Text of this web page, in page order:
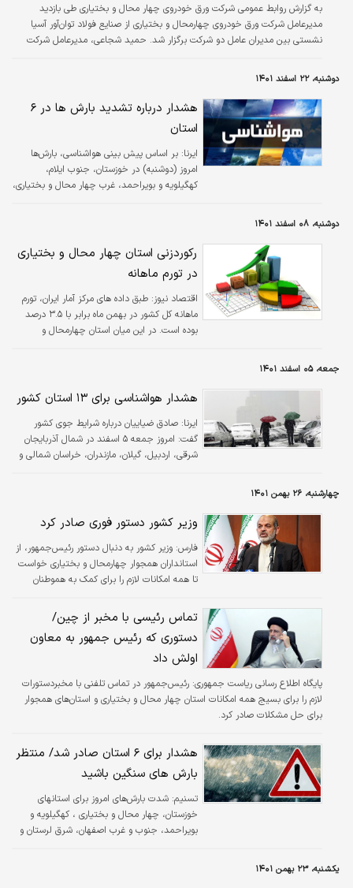
به گزارش روابط عمومی شرکت ورق خودروی چهار محال و بختیاری طی بازدید
مدیرعامل شرکت ورق خودروی چهارمحال و بختیاری از صنایع فولاد توان‏‏‌آور آسیا
نشستی بین مدیران عامل دو شرکت برگزار شد. حمید شجاعی، مدیرعامل شرکت
مشترک تاکید کرد و گفت: همکاری همه‌جانبه بین دو شرکت در راستای توسعه و
اشتراک‌گذاری توانمندی‌ها قطعا در پیشبرد اهداف دو شرکت موثر خواهد بود. در
ادامه علیرضا وکیلی، مدیرعامل شرکت توان‌آور آسیا افزود : دو شرکت با برگزاری…
دوشنبه، ۲۲ اسفند ۱۴۰۱
هشدار درباره تشدید بارش ها در ۶
استان
ایرنا: بر اساس پیش بینی هواشناسی، بارش‌ها
امروز (دوشنبه) در خوزستان، جنوب ایلام،
کهگیلویه و بویراحمد، غرب چهار محال و بختیاری،
دوشنبه، ۰۸ اسفند ۱۴۰۱
رکوردزنی استان چهار محال و بختیاری
در تورم ماهانه
اقتصاد نیوز: طبق داده های مرکز آمار ایران، تورم
ماهانه کل کشور در بهمن ماه برابر با ۳.۵ درصد
بوده است. در این میان استان چهارمحال و
جمعه، ۰۵ اسفند ۱۴۰۱
هشدار هواشناسی برای ۱۳ استان کشور
ایرنا: صادق ضیاییان درباره شرایط جوی کشور
گفت: امروز جمعه ۵ اسفند در شمال آذربایجان
شرقی، اردبیل، گیلان، مازندران، خراسان شمالی و
اصفهان، یزد و خراسان جنوبی، ابرناکی، بارش باران
و برف و وزش باد پیش‌بینی می‌شود.
چهارشنبه، ۲۶ بهمن ۱۴۰۱
وزیر کشور دستور فوری صادر کرد
فارس: وزیر کشور به دنبال دستور رئیس‌جمهور، از
استانداران همجوار چهارمحال و بختیاری خواست
تا همه امکانات لازم را برای کمک به هموطنان
تماس رئیسی با مخبر از چین/
دستوری که رئیس جمهور به معاون
اولش داد
پایگاه اطلاع رسانی ریاست جمهوری: رئیس‌جمهور در تماس تلفنی با مخبردستورات
لازم را برای بسیج همه امکانات استان چهار محال و بختیاری و استان‌های همجوار
برای حل مشکلات صادر کرد.
هشدار برای ۶ استان صادر شد/ منتظر
بارش های سنگین باشید
تسنیم: شدت بارش‌های امروز برای استانهای
خوزستان، چهار محال و بختیاری ، کهگیلویه و
بویراحمد، جنوب و غرب اصفهان، شرق لرستان و
یکشنبه، ۲۳ بهمن ۱۴۰۱